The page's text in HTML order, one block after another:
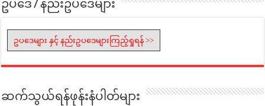
ဥပဒေ / နည်းဥပဒေများ
ဥပဒေများ နှင့် နည်းဥပဒေများကြည့်ရှုရန် >>
ဆက်သွယ်ရန်ဖုန်းနံပါတ်များ